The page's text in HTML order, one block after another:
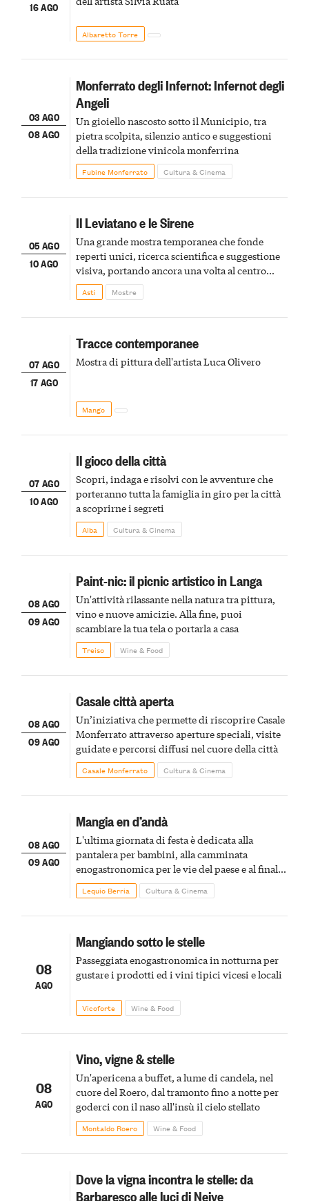
16 AGO
Albaretto Torre
03 AGO
08 AGO
Monferrato degli Infernot: Infernot degli
Angeli
Un gioiello nascosto sotto il Municipio, tra
pietra scolpita, silenzio antico e suggestioni
della tradizione vinicola monferrina
Fubine Monferrato Cultura & Cinema
05 AGO
10 AGO
Il Leviatano e le Sirene
Una grande mostra temporanea che fonde
reperti unici, ricerca scientifica e suggestione
visiva, portando ancora una volta al centro
della scena le meraviglie del passato astigiano
Asti Mostre
07 AGO
17 AGO
Tracce contemporanee
Mostra di pittura dell'artista Luca Olivero
Mango
07 AGO
10 AGO
Il gioco della città
Scopri, indaga e risolvi con le avventure che
porteranno tutta la famiglia in giro per la città
a scoprirne i segreti
Alba Cultura & Cinema
08 AGO
09 AGO
Paint-nic: il picnic artistico in Langa
Un'attività rilassante nella natura tra pittura,
vino e nuove amicizie. Alla fine, puoi
scambiare la tua tela o portarla a casa
Treiso Wine & Food
08 AGO
09 AGO
Casale città aperta
Un’iniziativa che permette di riscoprire Casale
Monferrato attraverso aperture speciali, visite
guidate e percorsi diffusi nel cuore della città
Casale Monferrato Cultura & Cinema
08 AGO
09 AGO
Mangia en d’andà
L'ultima giornata di festa è dedicata alla
pantalera per bambini, alla camminata
enogastronomica per le vie del paese e al finale
pirotecnico
Lequio Berria Cultura & Cinema
08
AGO
Mangiando sotto le stelle
Passeggiata enogastronomica in notturna per
gustare i prodotti ed i vini tipici vicesi e locali
Vicoforte Wine & Food
08
AGO
Vino, vigne & stelle
Un'apericena a buffet, a lume di candela, nel
cuore del Roero, dal tramonto fino a notte per
goderci con il naso all'insù il cielo stellato
Montaldo Roero Wine & Food
Dove la vigna incontra le stelle: da
Barbaresco alle luci di Neive